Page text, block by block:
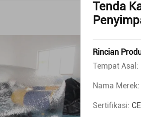
Tenda
Rincian
Tempat Asal:
Nama Merek:
Sertifikasi: